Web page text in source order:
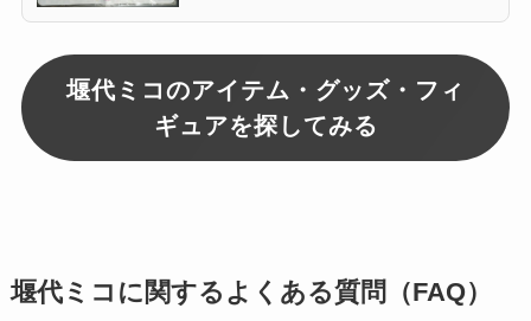
堰代ミコのアイテム・グッズ・フィ
ギュアを探してみる
堰代ミコに関するよくある質問（FAQ）